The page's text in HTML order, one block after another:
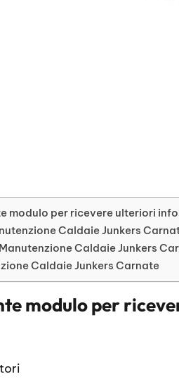
modulo per ricevere ulteriori
Caldaie Junkers
Caldaie Junkers
Caldaie Junkers Carnate
modulo per